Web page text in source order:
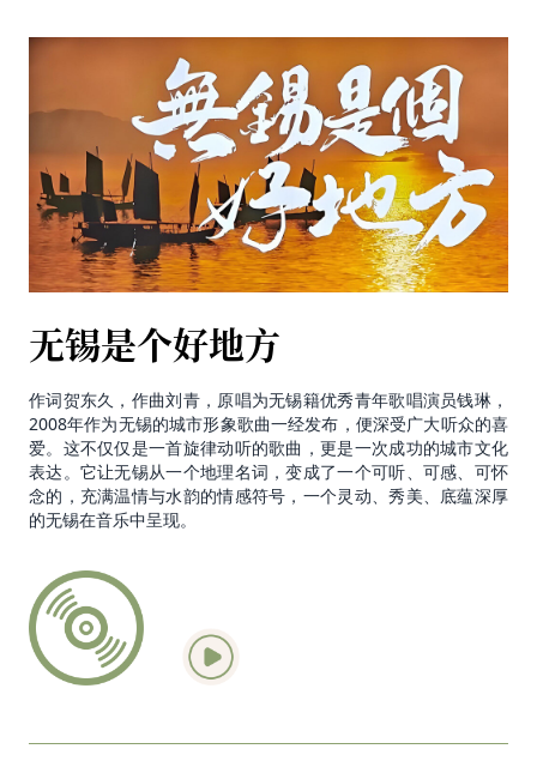
无锡是个好地方
作词贺东久，作曲刘青，原唱为无锡籍优秀青年歌唱演员钱琳，
2008年作为无锡的城市形象歌曲一经发布，便深受广大听众的喜
爱。这不仅仅是一首旋律动听的歌曲，更是一次成功的城市文化
表达。它让无锡从一个地理名词，变成了一个可听、可感、可怀
念的，充满温情与水韵的情感符号，一个灵动、秀美、底蕴深厚
的无锡在音乐中呈现。